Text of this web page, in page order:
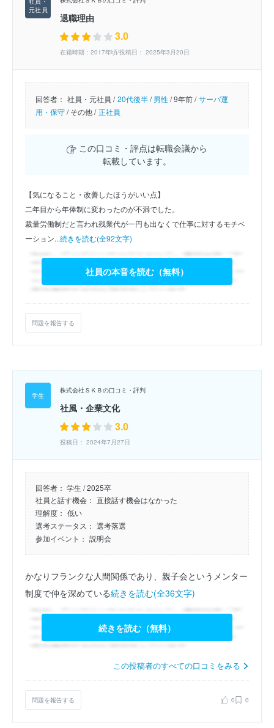
退職理由
3.0
在籍時期：2017年頃/投稿日： 2025年3月20日
回答者： 社員・元社員 / 20代後半/男性/9年前 / サーバ運
用・保守/その他 / 正社員
この口コミ・評点は転職会議から
転載しています。
【気になること・改善したほうがいい点】
二年目から年俸制に変わったのが不満でした。
裁量労働制だと言われ残業代が一円も出なくで仕事に対するモチベ
ーション...続きを読む(全92文字)
社員の本音を読む（無料）
問題を報告する
株式会社ＳＫＢの口コミ・評判
社風・企業文化
3.0
投稿日： 2024年7月27日
回答者： 学生 / 2025卒
社員と話す機会： 直接話す機会はなかった
理解度： 低い
選考ステータス： 選考落選
参加イベント： 説明会
かなりフランクな人間関係であり、親子会というメンター
制度で仲を深めている続きを読む(全36文字)
続きを読む（無料）
この投稿者のすべての口コミをみる
問題を報告する 0 0